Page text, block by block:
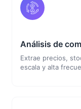
Análisis de
Extrae precios,
escala y alta